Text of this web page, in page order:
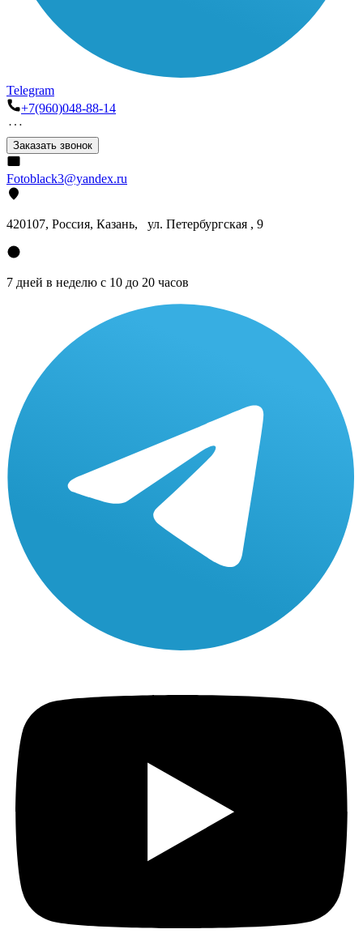
Telegram
+7(960)048-88-14
Заказать звонок
Fotoblack3@yandex.ru
420107, Россия, Казань, ул. Петербургская , 9
7 дней в неделю с 10 до 20 часов